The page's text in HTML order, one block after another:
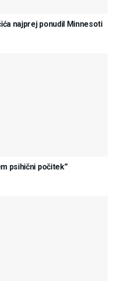
najprej ponudil Minnesoti
psihični počitek”